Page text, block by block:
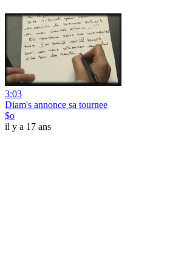
3:03
Diam's annonce sa tournee
$o
il y a 17 ans